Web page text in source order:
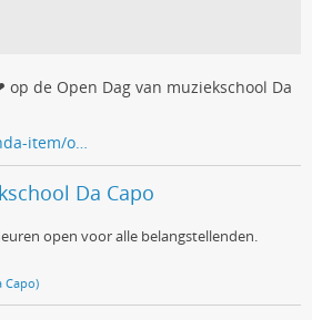
de Open Dag van muziekschool Da
item/o…
Da Capo
open voor alle belangstellenden.
Capo)